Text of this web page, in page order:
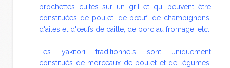
brochettes cuites sur un gril et qui peuvent être
constituées de poulet, de bœuf, de champignons,
d'ailes et d'œufs de caille, de porc au fromage, etc.
Les yakitori traditionnels sont uniquement
constitués de morceaux de poulet et de légumes,